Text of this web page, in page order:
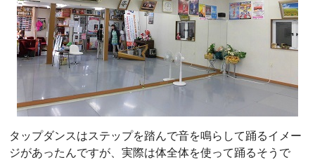
タップダンスはステップを踏んで音を鳴らして踊るイメー
ジがあったんですが、実際は体全体を使って踊るそうで